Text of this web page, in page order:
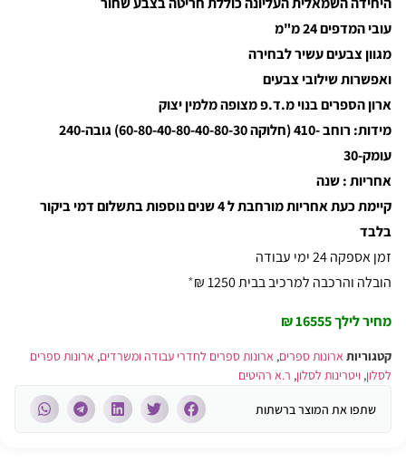
עובי המדפים 24 מ"מ
מגוון צבעים עשיר לבחירה
ואפשרות שילובי צבעים
ארון הספרים בנוי מ.ד.פ מצופה מלמין יצוק
מידות: רוחב -410 (חלוקה 60-80-40-80-40-80-30) גובה-240
עומק-30
אחריות : שנה
קיימת כעת אחריות מורחבת ל 4 שנים נוספות בתשלום דמי ביקור
בלבד
זמן אספקה 24 ימי עבודה
הובלה והרכבה למרכיב בבית 1250 ₪
*
מחיר לילך 16555 ₪
קטגוריות ארונות ספרים, ארונות ספרים לחדרי עבודה ומשרדים, ארונות ספרים
לסלון, ויטרינות לסלון, ר.א רהיטים
שתפו את המוצר ברשתות